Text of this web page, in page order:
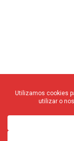
© 2020 F3 Notícias –